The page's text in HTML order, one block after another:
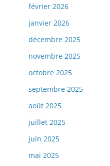
février 2026
janvier 2026
décembre 2025
novembre 2025
octobre 2025
septembre 2025
août 2025
juillet 2025
juin 2025
mai 2025